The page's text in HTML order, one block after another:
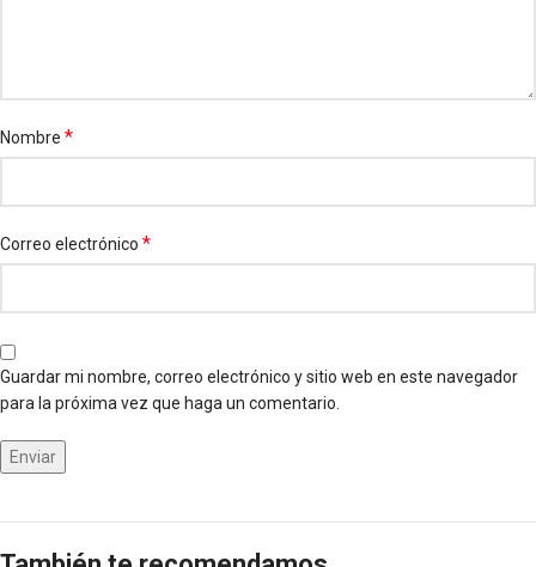
Nombre *
Correo electrónico *
Guardar mi nombre, correo electrónico y sitio web en este navegador
para la próxima vez que haga un comentario.